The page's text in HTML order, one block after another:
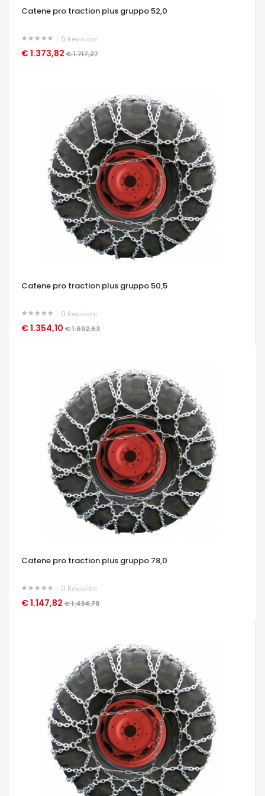
Catene pro traction plus gruppo 52,0
0 Revisioni
€ 1.373,82 € 1.717,27
OCCHIATA VELOCE
Catene pro traction plus gruppo 50,5
0 Revisioni
€ 1.354,10 € 1.692,63
OCCHIATA VELOCE
Catene pro traction plus gruppo 78,0
0 Revisioni
€ 1.147,82 € 1.434,78
OCCHIATA VELOCE